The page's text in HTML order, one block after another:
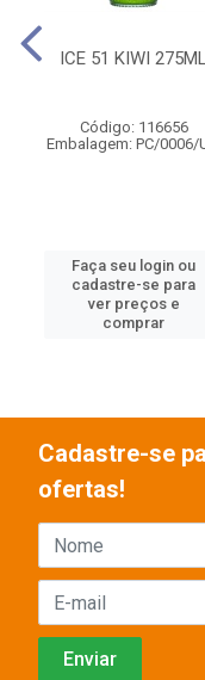
ICE 51 KIWI 275ML
Código: 116656
Embalagem: PC/0006/
Faça seu login ou
cadastre-se para
ver preços e
comprar
Cadastre-se
ofertas!